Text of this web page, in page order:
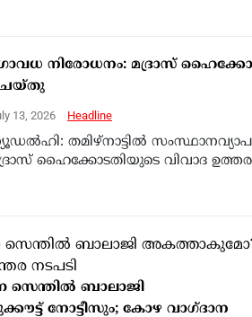
നിരോധനം: മദ്രാസ്
13, 2026 Headline
തമിഴ്‌നാട്ടിൽ
ഹൈക്കോടതിയുടെ വിവാദ
സെന്തിൽ ബാലാജി
നോട്ടീസും; കോഴ വാഗ്ദാന